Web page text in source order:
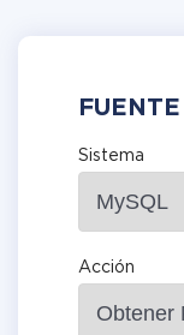
Sistema
Acción